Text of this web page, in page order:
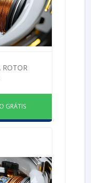
ROTOR
GRÁTIS